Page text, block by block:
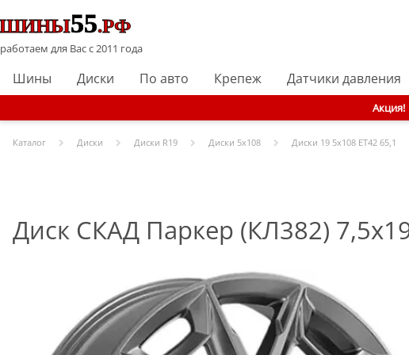
работаем для Вас с 2011 года
Шины Диски По авто Крепеж Датчики давления
Акция!
Каталог Диски Диски R19 Диски 5x108 Диски 19 5x108 ET42 65,1
Диск СКАД Паркер (КЛ382)